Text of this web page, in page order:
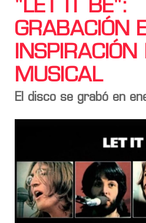
"LET IT BE":
GRABACIÓN
INSPIRACIÓN
MUSICAL
El disco se grabó en